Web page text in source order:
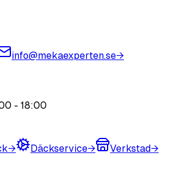
info@mekaexperten.se→
- 18:00
→ Däckservice→ Verkstad→